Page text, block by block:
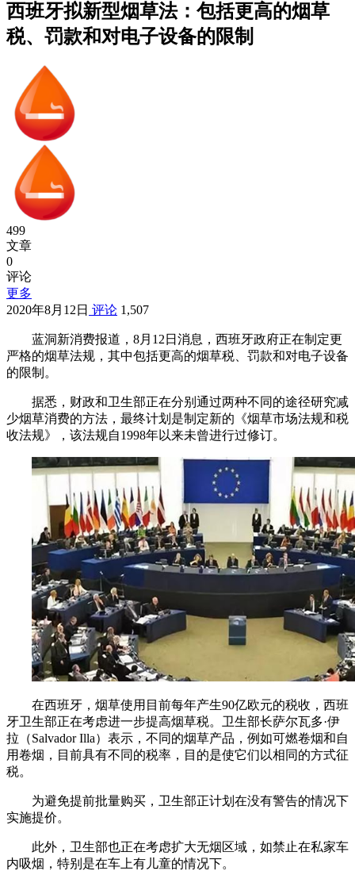
西班牙拟新型烟草法：包括更高的烟草
税、罚款和对电子设备的限制
499
文章
0
评论
更多
2020年8月12日 评论 1,507
蓝洞新消费报道，8月12日消息，西班牙政府正在制定更
严格的烟草法规，其中包括更高的烟草税、罚款和对电子设备
的限制。
据悉，财政和卫生部正在分别通过两种不同的途径研究减
少烟草消费的方法，最终计划是制定新的《烟草市场法规和税
收法规》，该法规自1998年以来未曾进行过修订。
在西班牙，烟草使用目前每年产生90亿欧元的税收，西班
牙卫生部正在考虑进一步提高烟草税。卫生部长萨尔瓦多·伊
拉（Salvador Illa）表示，不同的烟草产品，例如可燃卷烟和自
用卷烟，目前具有不同的税率，目的是使它们以相同的方式征
税。
为避免提前批量购买，卫生部正计划在没有警告的情况下
实施提价。
此外，卫生部也正在考虑扩大无烟区域，如禁止在私家车
内吸烟，特别是在车上有儿童的情况下。